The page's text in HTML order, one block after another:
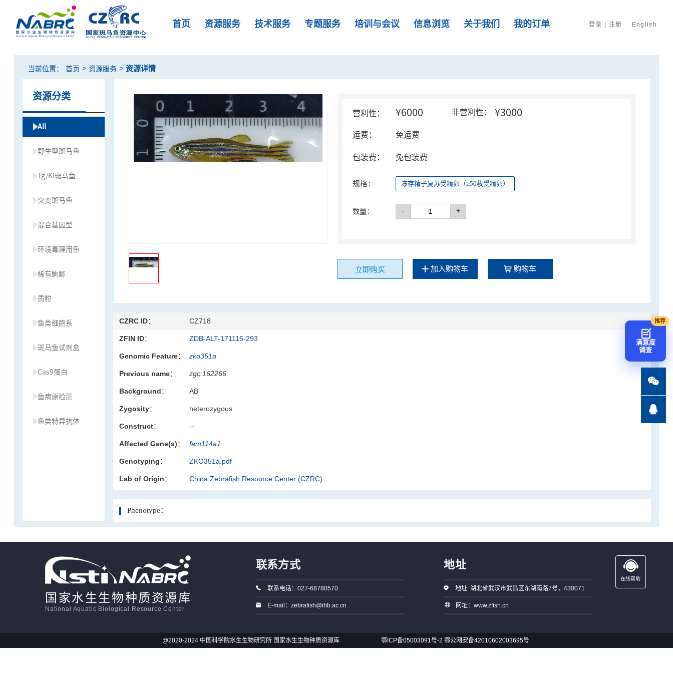
首页 资源服务 技术服务 专题服务 培训与会议 信息浏览 关于我们 我的订单 登录 | 注册 English
当前位置： 首页 > 资源服务 > 资源详情
资源分类
All
野生型斑马鱼
Tg/KI斑马鱼
突变斑马鱼
混合基因型
环境毒理用鱼
稀有鮈鲫
质粒
鱼类细胞系
斑马鱼试剂盒
Cas9蛋白
鱼病原检测
鱼类特异抗体
营利性： ¥6000 非营利性： ¥3000
运费： 免运费
包装费： 免包装费
规格： 冻存精子复苏受精卵（≥50枚受精卵）
数量： - +
立即购买 加入购物车 购物车
CZRC ID： CZ718
ZFIN ID： ZDB-ALT-171115-293
Genomic Feature： zko351a
Previous name： zgc:162266
Background： AB
Zygosity： heterozygous
Construct： --
Affected Gene(s)： fam114a1
Genotyping： ZKO351a.pdf
Lab of Origin： China Zebrafish Resource Center (CZRC)
Phenotype：
国家水生生物种质资源库
National Aquatic Biological Resource Center
联系方式
联系电话：027-68780570
E-mail：zebrafish@ihb.ac.cn
地址
地址: 湖北省武汉市武昌区东湖南路7号，430071
网址：www.zfish.cn
在线帮助
@2020-2024 中国科学院水生生物研究所 国家水生生物种质资源库 鄂ICP备05003091号-2 鄂公网安备42010602003695号
满意度
调查

